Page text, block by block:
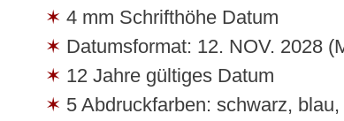
4 mm Schrifthöhe Datum
Datumsformat: 12. NOV. 2028
12 Jahre gültiges Datum
5 Abdruckfarben: schwarz,